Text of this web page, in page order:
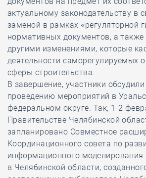
актуальному законодательству в
заменой в рамках «регуляторной
нормативных документов, а также
другими изменениями, которые
деятельности саморегулируемых
сферы строительства.
В завершение, участники
проведению мероприятий в
федеральном округе. Так, 1-2
Правительстве Челябинской
запланировано Совместное
Координационного совета по
информационного моделирования
в Челябинской области,